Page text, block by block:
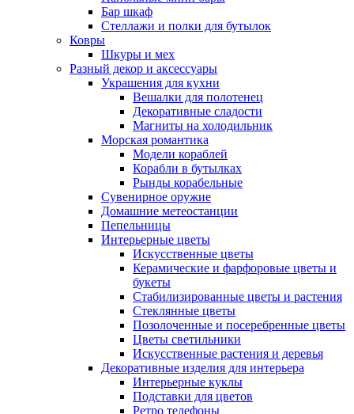
Бар шкаф
Стеллажи и полки для бутылок
Ковры
Шкуры и мех
Разный декор и аксессуары
Украшения для кухни
Вешалки для полотенец
Декоративные сладости
Магниты на холодильник
Морская романтика
Модели кораблей
Корабли в бутылках
Рынды корабельные
Сувенирное оружие
Домашние метеостанции
Пепельницы
Интерьерные цветы
Искусственные цветы
Керамические и фарфоровые цветы и
букеты
Стабилизированные цветы и растения
Стеклянные цветы
Позолоченные и посеребренные цветы
Цветы светильники
Искусственные растения и деревья
Декоративные изделия для интерьера
Интерьерные куклы
Подставки для цветов
Ретро телефоны